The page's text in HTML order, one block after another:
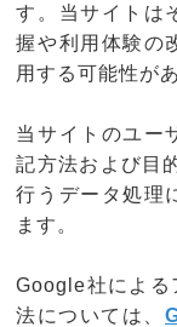
す。当サイトは
握や利用体験の
用する可能性が
当サイトのユー
記方法および目
行うデータ処理
ます。
Google社による
法については、